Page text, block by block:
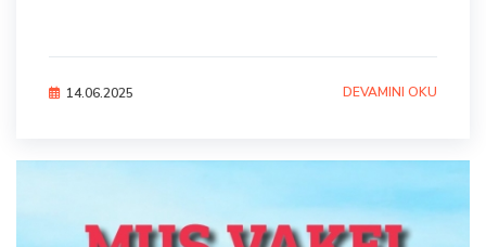
14.06.2025 DEVAMINI OKU